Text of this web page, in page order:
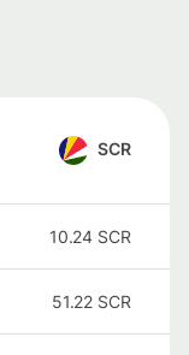
SCR
10.24 SCR
51.22 SCR